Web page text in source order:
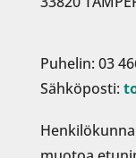
Puhelin: 03
Sähköposti: